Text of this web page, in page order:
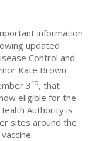
information
updated
Control and
Kate Brown
3rd, that
eligible for the
Authority is
sites around the